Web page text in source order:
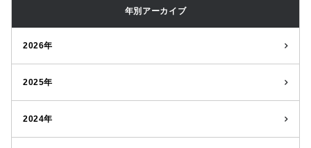
年別アーカイブ
2026年
2025年
2024年